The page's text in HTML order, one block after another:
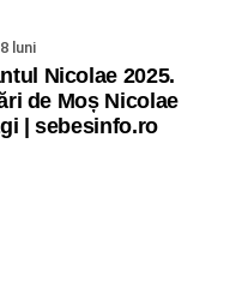
luni
Nicolae 2025.
de Moș Nicolae
| sebesinfo.ro